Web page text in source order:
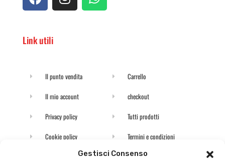
Gestisci Consenso
Link utili
Il punto vendita
Il mio account
Privacy policy
Cookie policy
Supporto e contatti
Carrello
checkout
Tutti prodotti
Termini e condizioni
Resi e rimborsi